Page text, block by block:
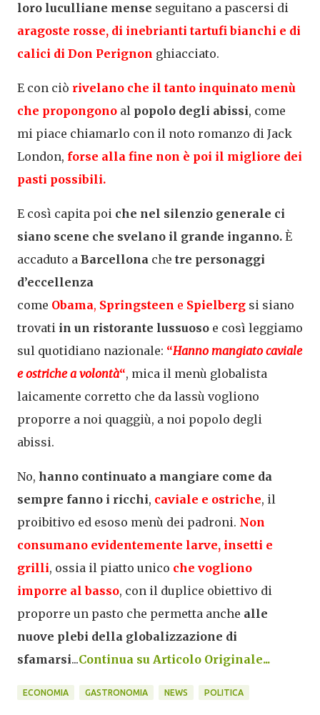
loro luculliane mense seguitano a pascersi di
aragoste rosse, di inebrianti tartufi bianchi e di
calici di Don Perignon ghiacciato.
E con ciò rivelano che il tanto inquinato menù
che propongono al popolo degli abissi, come
mi piace chiamarlo con il noto romanzo di Jack
London, forse alla fine non è poi il migliore dei
pasti possibili.
E così capita poi che nel silenzio generale ci
siano scene che svelano il grande inganno. È
accaduto a Barcellona che tre personaggi
d’eccellenza
come Obama, Springsteen e Spielberg si siano
trovati in un ristorante lussuoso e così leggiamo
sul quotidiano nazionale: “Hanno mangiato caviale
e ostriche a volontà“, mica il menù globalista
laicamente corretto che da lassù vogliono
proporre a noi quaggiù, a noi popolo degli
abissi.
No, hanno continuato a mangiare come da
sempre fanno i ricchi, caviale e ostriche, il
proibitivo ed esoso menù dei padroni. Non
consumano evidentemente larve, insetti e
grilli, ossia il piatto unico che vogliono
imporre al basso, con il duplice obiettivo di
proporre un pasto che permetta anche alle
nuove plebi della globalizzazione di
sfamarsi...Continua su Articolo Originale...
ECONOMIA GASTRONOMIA NEWS POLITICA